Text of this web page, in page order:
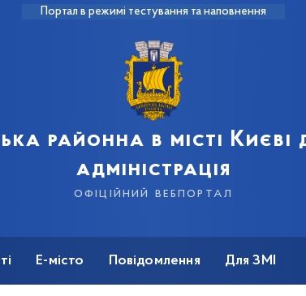
Портал в режимі тестування та наповнення
районна в місті Києві
адміністрація
офіційний вебпортал
Е-місто Повідомлення Для ЗМІ